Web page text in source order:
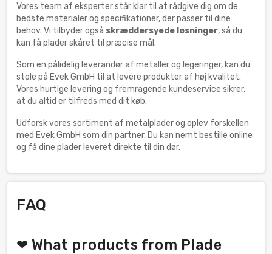
Vores team af eksperter står klar til at rådgive dig om de
bedste materialer og specifikationer, der passer til dine
behov. Vi tilbyder også skræddersyede løsninger, så du
kan få plader skåret til præcise mål.
Som en pålidelig leverandør af metaller og legeringer, kan du
stole på Evek GmbH til at levere produkter af høj kvalitet.
Vores hurtige levering og fremragende kundeservice sikrer,
at du altid er tilfreds med dit køb.
Udforsk vores sortiment af metalplader og oplev forskellen
med Evek GmbH som din partner. Du kan nemt bestille online
og få dine plader leveret direkte til din dør.
FAQ
❤ What products from Plade